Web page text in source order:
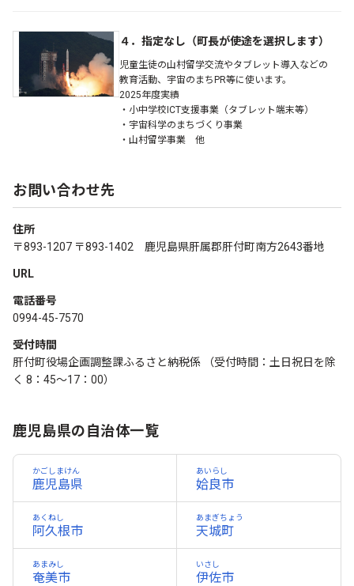
４．指定なし（町長が使途を選択します）
児童生徒の山村留学交流やタブレット導入などの
教育活動、宇宙のまちPR等に使います。
2025年度実績
・小中学校ICT支援事業（タブレット端末等）
・宇宙科学のまちづくり事業
・山村留学事業 他
お問い合わせ先
住所
〒893-1207 〒893-1402 鹿児島県肝属郡肝付町南方2643番地
URL
電話番号
0994-45-7570
受付時間
肝付町役場企画調整課ふるさと納税係 （受付時間：土日祝日を除
く 8：45～17：00）
鹿児島県の自治体一覧
鹿児島県
かごしまけん
姶良市
あいらし
阿久根市
あくねし
天城町
あまぎちょう
奄美市
あまみし
伊佐市
いさし